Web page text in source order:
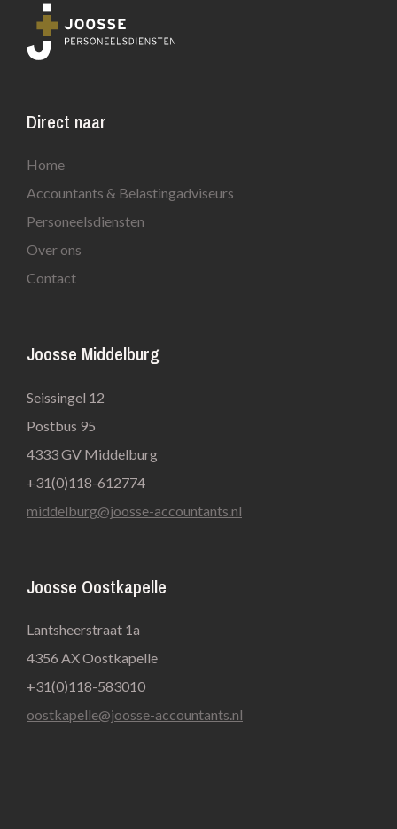
Direct naar
Home
Accountants & Belastingadviseurs
Personeelsdiensten
Over ons
Contact
Joosse Middelburg
Seissingel 12
Postbus 95
4333 GV Middelburg
+31(0)118-612774
middelburg@joosse-accountants.nl
Joosse Oostkapelle
Lantsheerstraat 1a
4356 AX Oostkapelle
+31(0)118-583010
oostkapelle@joosse-accountants.nl